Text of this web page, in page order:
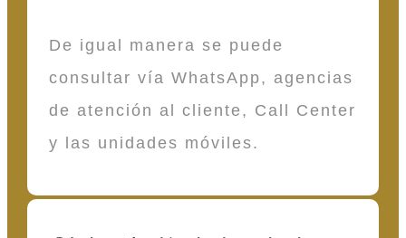
De igual manera se puede
consultar vía WhatsApp, agencias
de atención al cliente, Call Center
y las unidades móviles.